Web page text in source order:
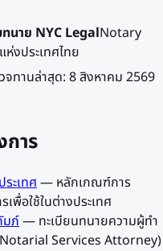
นาย NYC LegalNotary
งประเทศไทย
จทานล่าสุด: 8 สิงหาคม 2569
การ
ะเทศ— หลักเกณฑ์การ
พื่อใช้ในต่างประเทศ
มภ์— ทะเบียนทนายความผู้ทำ
Services Attorney)